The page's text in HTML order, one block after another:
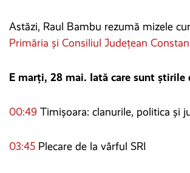
Astăzi, Raul Bambu rezumă mizele
Primăria și Consiliul Județean
E marți, 28 mai. Iată care sunt știrile
00:49 Timișoara: clanurile, politica și
03:45 Plecare de la vârful SRI